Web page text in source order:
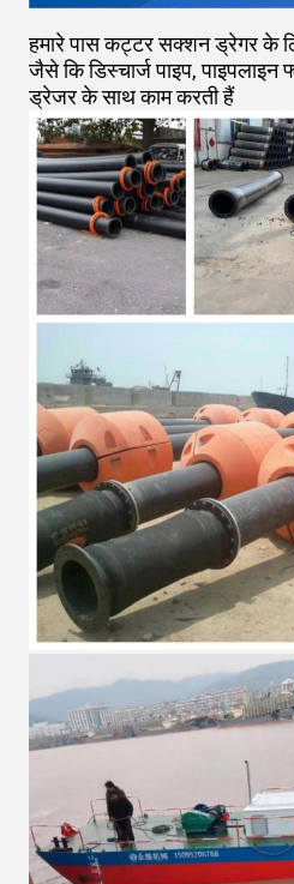
हमारे पास कट्टर सक्शन ड्रेगर के
जैसे कि डिस्चार्ज पाइप,
ड्रेजर के साथ काम करती हैं